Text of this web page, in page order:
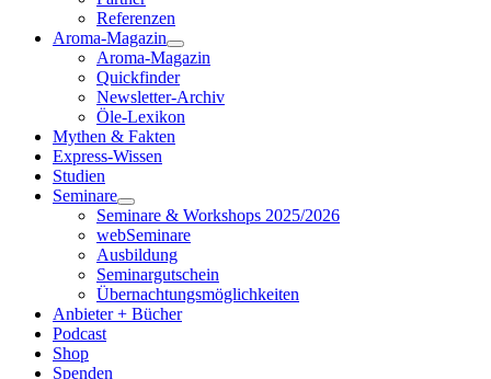
Referenzen
Aroma-Magazin
Aroma-Magazin
Quickfinder
Newsletter-Archiv
Öle-Lexikon
Mythen & Fakten
Express-Wissen
Studien
Seminare
Seminare & Workshops 2025/2026
webSeminare
Ausbildung
Seminargutschein
Übernachtungsmöglichkeiten
Anbieter + Bücher
Podcast
Shop
Spenden